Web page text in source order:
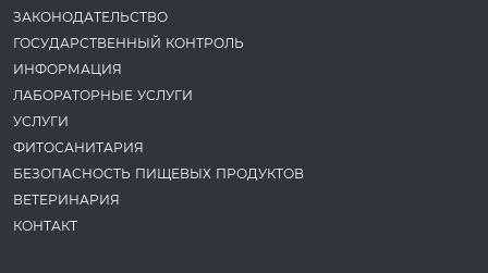
ЗАКОНОДАТЕ­ЛЬСТВО
ГОСУДАРСТВЕННЫЙ КОНТРОЛЬ
ИНФОРМАЦИЯ
ЛАБОРАТОРНЫЕ УСЛУГИ
УСЛУГИ
ФИТОСАНИТАРИЯ
БЕЗОПАСНОСТЬ ПИЩЕВЫХ ПРОДУКТОВ
ВЕТЕРИНАРИЯ
КОНТАКТ